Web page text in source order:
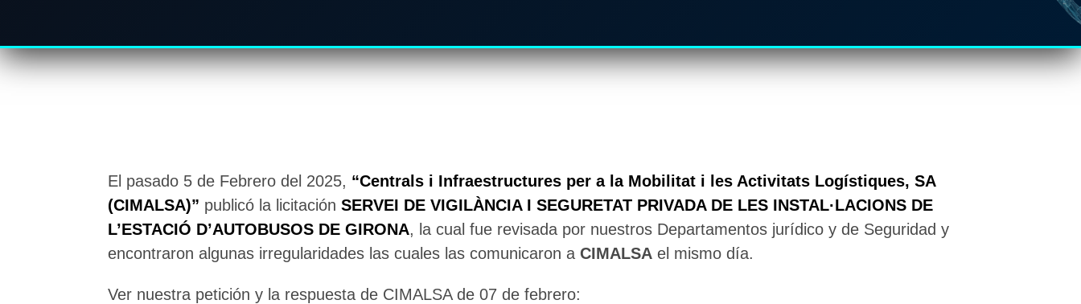
El pasado 5 de Febrero del 2025, “Centrals i Infraestructures per a la Mobilitat i les Activitats Logístiques, SA
(CIMALSA)” publicó la licitaciónSERVEI DE VIGILÀNCIA I SEGURETAT PRIVADA DE LES INSTAL·LACIONS DE
L’ESTACIÓ D’AUTOBUSOS DE GIRONA, la cual fue revisada por nuestros Departamentos jurídico y de Seguridad y
encontraron algunas irregularidades las cuales las comunicaron aCIMALSA el mismo día.
Ver nuestra petición y la respuesta de CIMALSA de 07 de febrero: